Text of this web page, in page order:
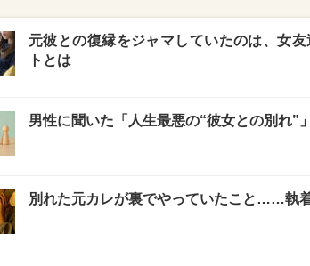
元彼との復縁をジャマしていたのは、女
トとは
男性に聞いた「人生最悪の“彼女との別れ”
別れた元カレが裏でやっていたこと……執